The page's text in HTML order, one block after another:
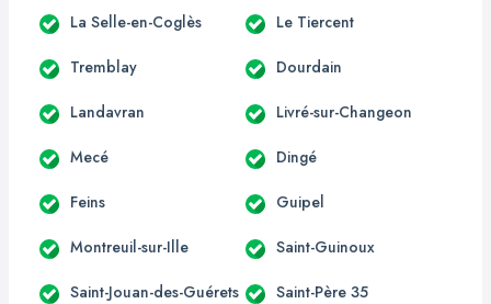
La Selle-en-Coglès Le Tiercent
Tremblay Dourdain
Landavran Livré-sur-Changeon
Mecé Dingé
Feins Guipel
Montreuil-sur-Ille Saint-Guinoux
Saint-Jouan-des-Guérets Saint-Père 35